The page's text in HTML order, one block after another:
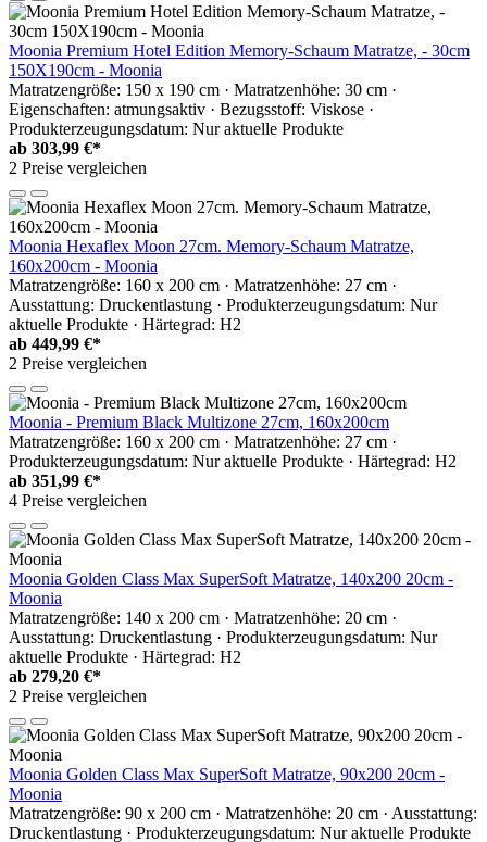
Moonia Premium Hotel Edition Memory-Schaum Matratze, - 30cm
150X190cm - Moonia
Matratzengröße: 150 x 190 cm · Matratzenhöhe: 30 cm ·
Eigenschaften: atmungsaktiv · Bezugsstoff: Viskose ·
Produkterzeugungsdatum: Nur aktuelle Produkte
ab 303,99 €*
2 Preise vergleichen
Moonia Hexaflex Moon 27cm. Memory-Schaum Matratze,
160x200cm - Moonia
Matratzengröße: 160 x 200 cm · Matratzenhöhe: 27 cm ·
Ausstattung: Druckentlastung · Produkterzeugungsdatum: Nur
aktuelle Produkte · Härtegrad: H2
ab 449,99 €*
2 Preise vergleichen
Moonia - Premium Black Multizone 27cm, 160x200cm
Matratzengröße: 160 x 200 cm · Matratzenhöhe: 27 cm ·
Produkterzeugungsdatum: Nur aktuelle Produkte · Härtegrad: H2
ab 351,99 €*
4 Preise vergleichen
Moonia Golden Class Max SuperSoft Matratze, 140x200 20cm -
Moonia
Matratzengröße: 140 x 200 cm · Matratzenhöhe: 20 cm ·
Ausstattung: Druckentlastung · Produkterzeugungsdatum: Nur
aktuelle Produkte · Härtegrad: H2
ab 279,20 €*
2 Preise vergleichen
Moonia Golden Class Max SuperSoft Matratze, 90x200 20cm -
Moonia
Matratzengröße: 90 x 200 cm · Matratzenhöhe: 20 cm · Ausstattung:
Druckentlastung · Produkterzeugungsdatum: Nur aktuelle Produkte